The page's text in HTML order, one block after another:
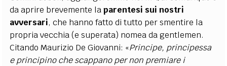
da aprire brevemente laparentesi sui nostri
avversari, che hanno fatto di tutto per smentire la
propria vecchia (e superata) nomea da gentlemen.
Citando Maurizio De Giovanni: «Principe, principessa
e principino che scappano per non premiare i